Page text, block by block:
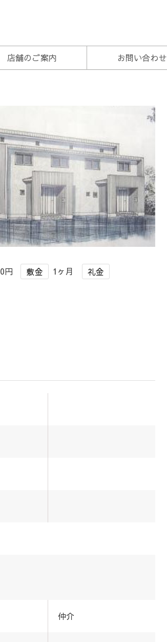
店舗のご案内 お問い合わせ
0円 敷金 1ヶ月 礼金
仲介